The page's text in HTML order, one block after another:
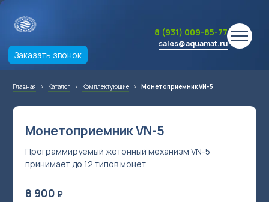
Заказать звонок
8 (931) 009-85-77
sales@aquamat.ru
Главная › Каталог › Комплектующие › Монетоприемник VN-5
Монетоприемник VN-5
Программируемый жетонный механизм VN-5
принимает до 12 типов монет.
8 900 ₽